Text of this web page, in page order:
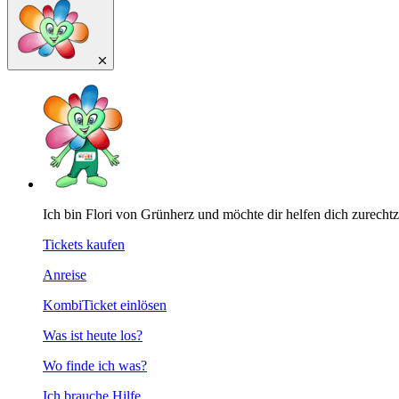
Ich bin Flori von Grünherz und möchte dir helfen dich
Tickets kaufen
Anreise
KombiTicket einlösen
Was ist heute los?
Wo finde ich was?
Ich brauche Hilfe